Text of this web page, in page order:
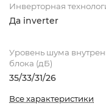
Инверторная
Да inverter
Уровень шума
блока (дБ)
35/33/31/26
Все характеристики